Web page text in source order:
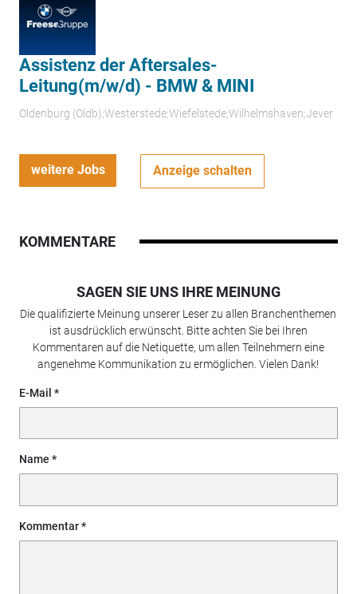
Assistenz der Aftersales-
Leitung(m/w/d) - BMW & MINI
Oldenburg (Oldb);Westerstede;Wiefelstede;Wilhelmshaven;Jever
weitere Jobs Anzeige schalten
KOMMENTARE
SAGEN SIE UNS IHRE MEINUNG
Die qualifizierte Meinung unserer Leser zu allen Branchenthemen
ist ausdrücklich erwünscht. Bitte achten Sie bei Ihren
Kommentaren auf die Netiquette, um allen Teilnehmern eine
angenehme Kommunikation zu ermöglichen. Vielen Dank!
E-Mail
Name
Kommentar